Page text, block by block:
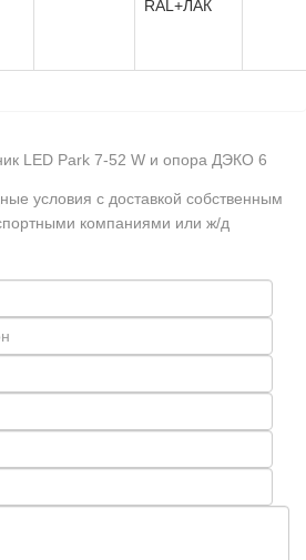
RAL+ЛАК
LED Park 7-52 W и опора ДЭКО 6
условия с доставкой собственным
компаниями или ж/д